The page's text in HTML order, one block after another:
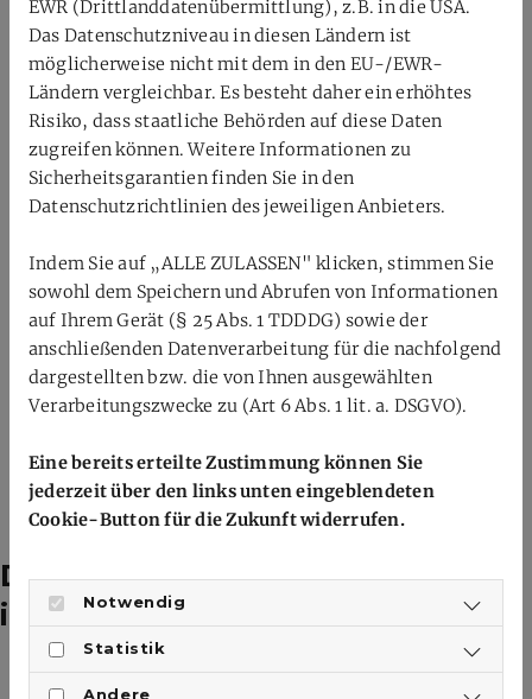
ZURÜCK
Das könnte dich auch
interessieren
EWR (Drittlanddatenübermittlung), z.B. in die USA.
Das Datenschutzniveau in diesen Ländern ist
möglicherweise nicht mit dem in den EU-/EWR-
Ländern vergleichbar. Es besteht daher ein erhöhtes
Risiko, dass staatliche Behörden auf diese Daten
zugreifen können. Weitere Informationen zu
Sicherheitsgarantien finden Sie in den
Datenschutzrichtlinien des jeweiligen Anbieters.
Indem Sie auf „ALLE ZULASSEN" klicken, stimmen Sie
sowohl dem Speichern und Abrufen von Informationen
auf Ihrem Gerät (§ 25 Abs. 1 TDDDG) sowie der
anschließenden Datenverarbeitung für die nachfolgend
dargestellten bzw. die von Ihnen ausgewählten
Verarbeitungszwecke zu (Art 6 Abs. 1 lit. a. DSGVO).
Eine bereits erteilte Zustimmung können Sie
jederzeit über den links unten eingeblendeten
Cookie-Button für die Zukunft widerrufen.
Notwendig
Statistik
Andere